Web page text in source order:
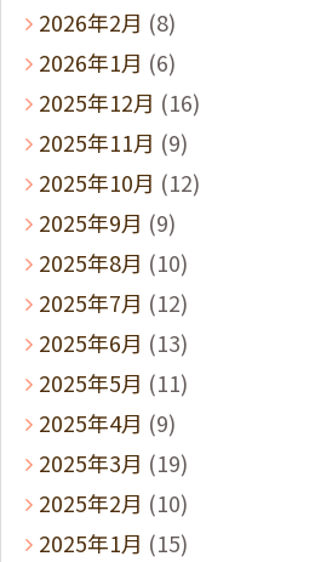
2026年2月 (8)
2026年1月 (6)
2025年12月 (16)
2025年11月 (9)
2025年10月 (12)
2025年9月 (9)
2025年8月 (10)
2025年7月 (12)
2025年6月 (13)
2025年5月 (11)
2025年4月 (9)
2025年3月 (19)
2025年2月 (10)
2025年1月 (15)